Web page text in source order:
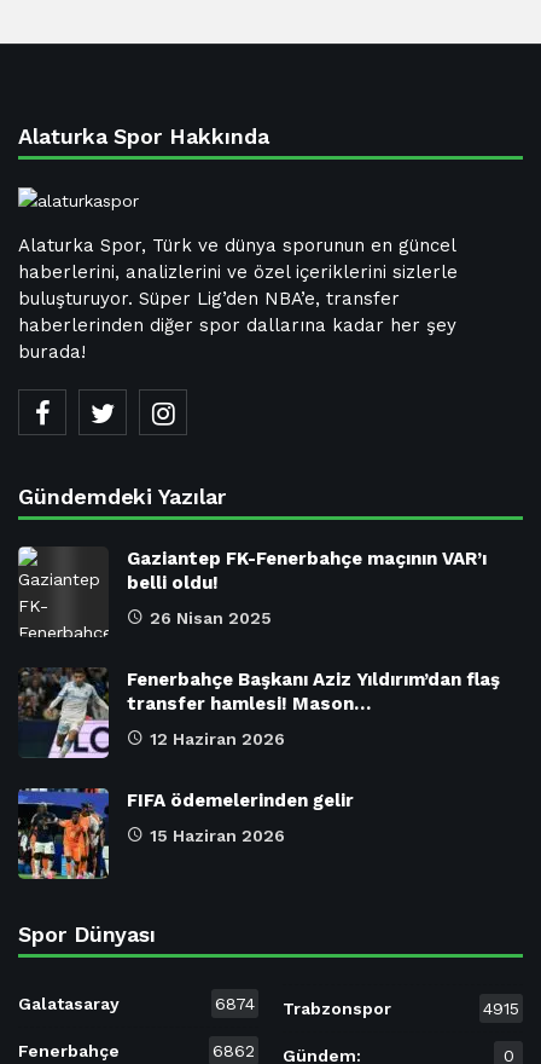
Alaturka Spor Hakkında
Alaturka Spor, Türk ve dünya sporunun en güncel
haberlerini, analizlerini ve özel içeriklerini sizlerle
buluşturuyor. Süper Lig’den NBA’e, transfer
haberlerinden diğer spor dallarına kadar her şey
burada!
Gündemdeki Yazılar
Gaziantep FK-Fenerbahçe maçının VAR’ı
belli oldu!
26 Nisan 2025
Fenerbahçe Başkanı Aziz Yıldırım’dan flaş
transfer hamlesi! Mason…
12 Haziran 2026
FIFA ödemelerinden gelir
15 Haziran 2026
Spor Dünyası
Galatasaray 6874
Fenerbahçe 6862
Trabzonspor 4915
Gündem: 0